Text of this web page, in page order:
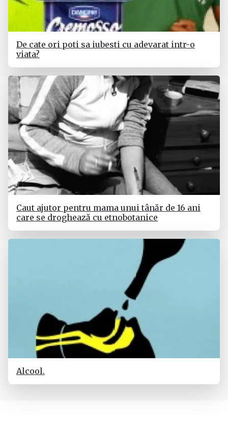
De cate ori poti sa iubesti cu adevarat intr-o
viata?
Caut ajutor pentru mama unui tânăr de 16 ani
care se droghează cu etnobotanice
Alcool.